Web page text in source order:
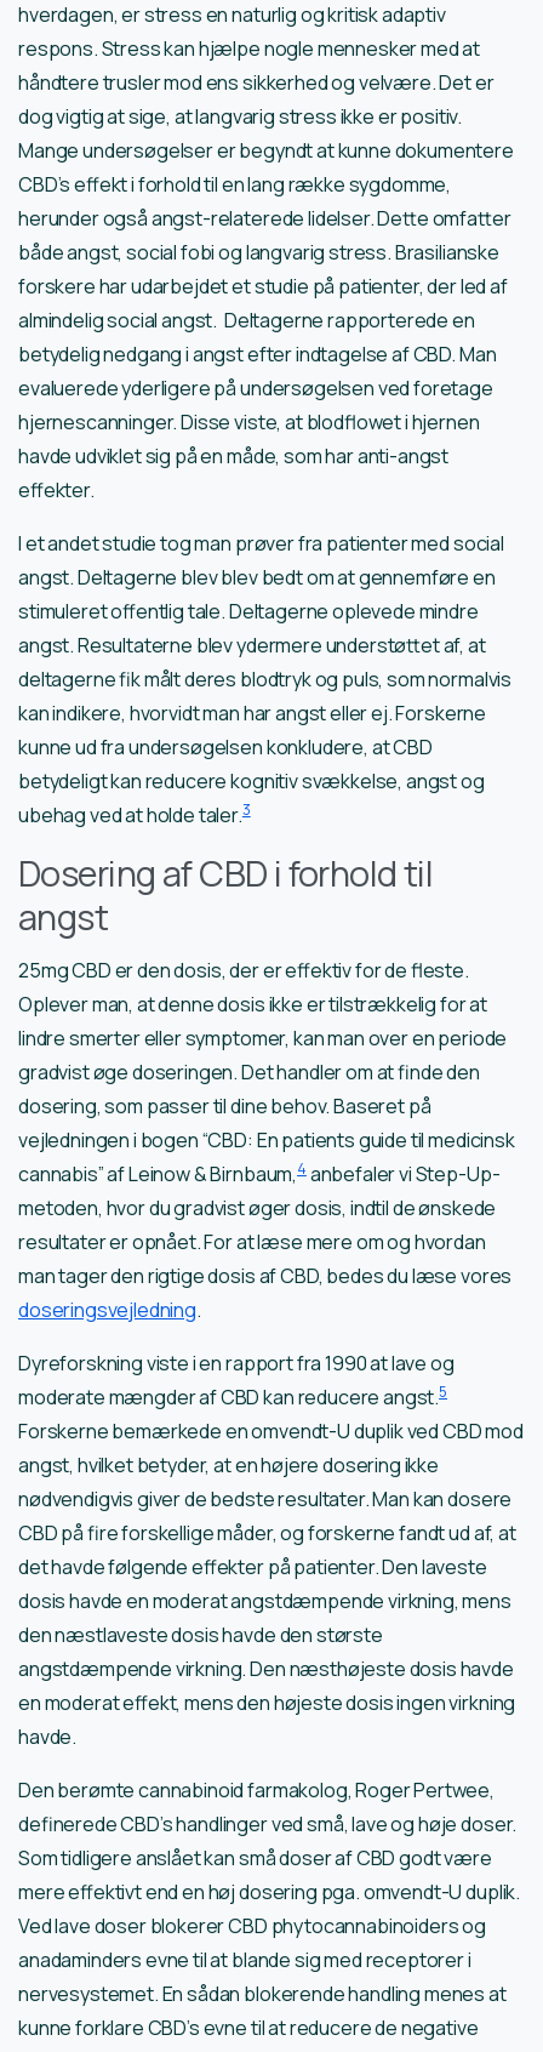
hverdagen, er stress en naturlig og kritisk adaptiv
respons. Stress kan hjælpe nogle mennesker med at
håndtere trusler mod ens sikkerhed og velvære. Det er
dog vigtig at sige, at langvarig stress ikke er positiv.
Mange undersøgelser er begyndt at kunne dokumentere
CBD’s effekt i forhold til en lang række sygdomme,
herunder også angst-relaterede lidelser. Dette omfatter
både angst, social fobi og langvarig stress. Brasilianske
forskere har udarbejdet et studie på patienter, der led af
almindelig social angst. Deltagerne rapporterede en
betydelig nedgang i angst efter indtagelse af CBD. Man
evaluerede yderligere på undersøgelsen ved foretage
hjernescanninger. Disse viste, at blodflowet i hjernen
havde udviklet sig på en måde, som har anti-angst
effekter.
I et andet studie tog man prøver fra patienter med social
angst. Deltagerne blev blev bedt om at gennemføre en
stimuleret offentlig tale. Deltagerne oplevede mindre
angst. Resultaterne blev ydermere understøttet af, at
deltagerne fik målt deres blodtryk og puls, som normalvis
kan indikere, hvorvidt man har angst eller ej. Forskerne
kunne ud fra undersøgelsen konkludere, at CBD
betydeligt kan reducere kognitiv svækkelse, angst og
ubehag ved at holde taler.3
Dosering af CBD i forhold til
angst
25mg CBD er den dosis, der er effektiv for de fleste.
Oplever man, at denne dosis ikke er tilstrækkelig for at
lindre smerter eller symptomer, kan man over en periode
gradvist øge doseringen. Det handler om at finde den
dosering, som passer til dine behov. Baseret på
vejledningen i bogen “CBD: En patients guide til medicinsk
cannabis” af Leinow & Birnbaum,4anbefaler vi Step-Up-
metoden, hvor du gradvist øger dosis, indtil de ønskede
resultater er opnået. For at læse mere om og hvordan
man tager den rigtige dosis af CBD, bedes du læse vores
doseringsvejledning.
Dyreforskning viste i en rapport fra 1990 at lave og
moderate mængder af CBD kan reducere angst.5
Forskerne bemærkede en omvendt-U duplik ved CBD mod
angst, hvilket betyder, at en højere dosering ikke
nødvendigvis giver de bedste resultater. Man kan dosere
CBD på fire forskellige måder, og forskerne fandt ud af, at
det havde følgende effekter på patienter. Den laveste
dosis havde en moderat angstdæmpende virkning, mens
den næstlaveste dosis havde den største
angstdæmpende virkning. Den næsthøjeste dosis havde
en moderat effekt, mens den højeste dosis ingen virkning
havde.
Den berømte cannabinoid farmakolog, Roger Pertwee,
definerede CBD’s handlinger ved små, lave og høje doser.
Som tidligere anslået kan små doser af CBD godt være
mere effektivt end en høj dosering pga. omvendt-U duplik.
Ved lave doser blokerer CBD phytocannabinoiders og
anadaminders evne til at blande sig med receptorer i
nervesystemet. En sådan blokerende handling menes at
kunne forklare CBD’s evne til at reducere de negative